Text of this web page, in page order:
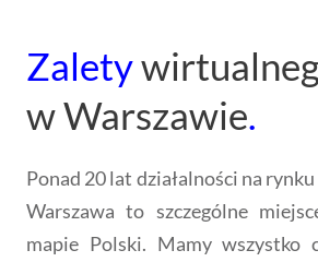
Zalety
w Warszawie.
Ponad 20 lat działalności na rynku
Warszawa to szczególne
mapie Polski. Mamy wszystko